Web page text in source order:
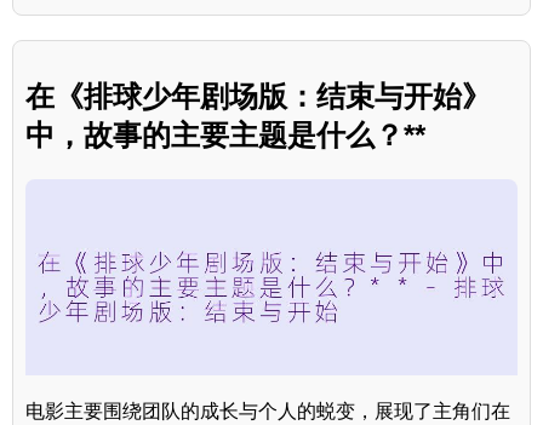
在《排球少年剧场版：结束与开始》
中，故事的主要主题是什么？**
电影主要围绕团队的成长与个人的蜕变，展现了主角们在